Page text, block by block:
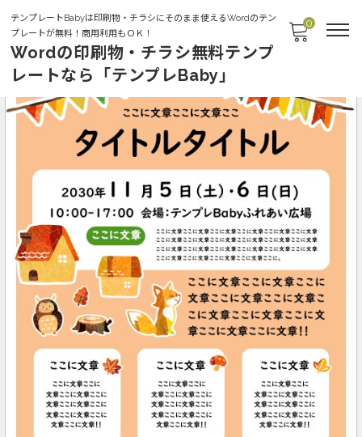
テンプレートBabyは印刷物・チラシにそのまま使えるWordのテン
プレートが無料！商用利用もＯＫ！
Wordの印刷物・チラシ無料テンプ
レートなら「テンプレBaby」
0